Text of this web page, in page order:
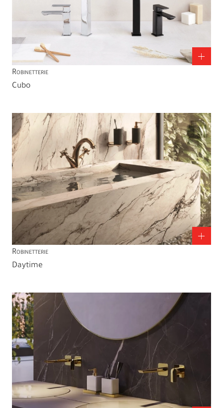
Robinetterie
Cubo
Robinetterie
Daytime